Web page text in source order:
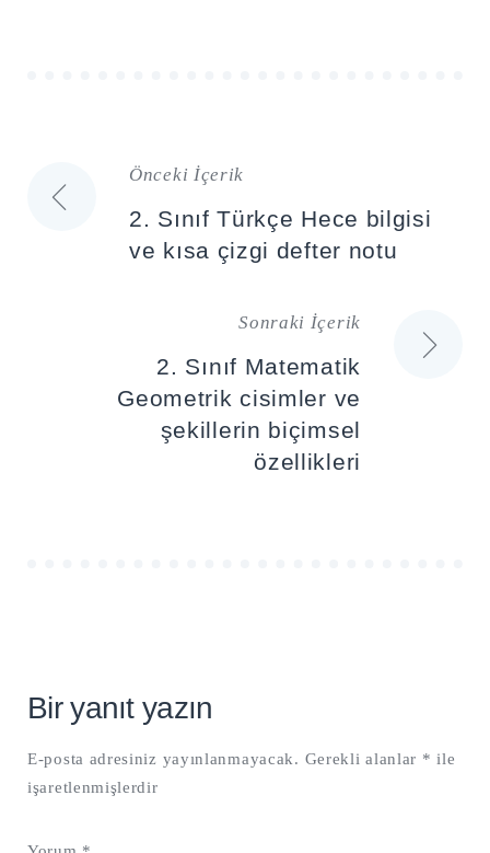
Yazı
gezinmesi
Önceki İçerik
2. Sınıf Türkçe Hece bilgisi
ve kısa çizgi defter notu
Sonraki İçerik
2. Sınıf Matematik
Geometrik cisimler ve
şekillerin biçimsel
özellikleri
Bir yanıt yazın
E-posta adresiniz yayınlanmayacak. Gerekli alanlar * ile
işaretlenmişlerdir